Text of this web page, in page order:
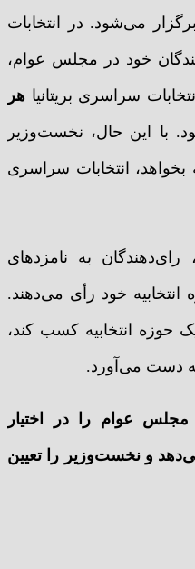
می‌شود. در انتخابات
خود در مجلس عوام،
سراسری بریتانیا هر
با این حال، نخست‌وزیر
بخواهد، انتخابات سراسری
رای‌دهندگان به نامزدهای
خود رأی می‌دهند.
حوزه انتخابیه کسب کند،
دست می‌آورد.
عوام را در اختیار
و نخست‌وزیر را تعیین